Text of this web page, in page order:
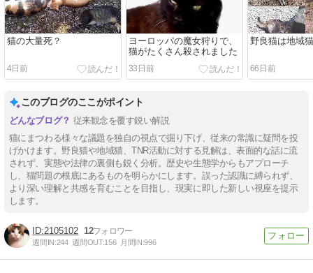
猫の大量死？
4日前
ヨーロッパの魔女狩りで、
猫がたくさん殺されました
33日前
野良猫は地域
66日前
このブログのここがポイント
従来観念を覆す鋭い解説
猫にまつわる様々な議題を独自の視点で掘り下げ、従来の常識に疑問を投
げかけます。野良猫や地域猫、TNR活動に対する見解は、表面的な話に流
されず、実態や法律の裏側も鋭く分析。歴史や生態学からもアプローチ
し、猫問題の根底にあるものを明らかにします。誤った認識に縛られず、
より深い理解と共感を育むことを目指し、現実に即した新しい視座を提示
します。
2105102 12
週間IN:244 週間OUT:156 月間IN:996